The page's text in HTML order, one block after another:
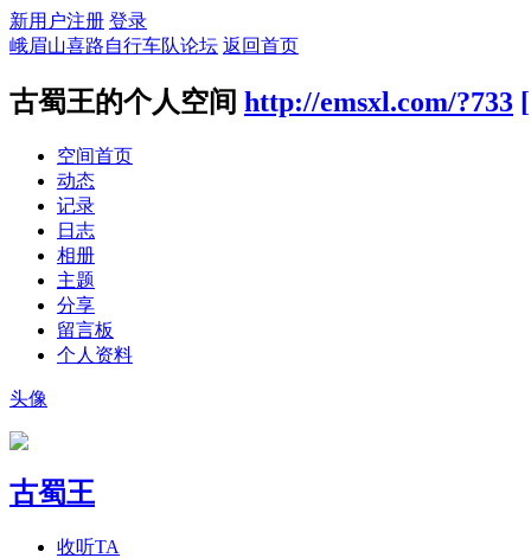
新用户注册 登录
峨眉山喜路自行车队论坛 返回首页
古蜀王的个人空间 http://emsxl.com/?733
空间首页
动态
记录
日志
相册
主题
分享
留言板
个人资料
头像
古蜀王
收听TA